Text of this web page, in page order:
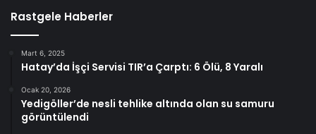
Rastgele Haberler
Mart 6, 2025
Hatay’da İşçi Servisi TIR’a Çarptı: 6 Ölü, 8 Yaralı
Ocak 20, 2026
Yedigöller’de nesli tehlike altında olan su samuru
görüntülendi